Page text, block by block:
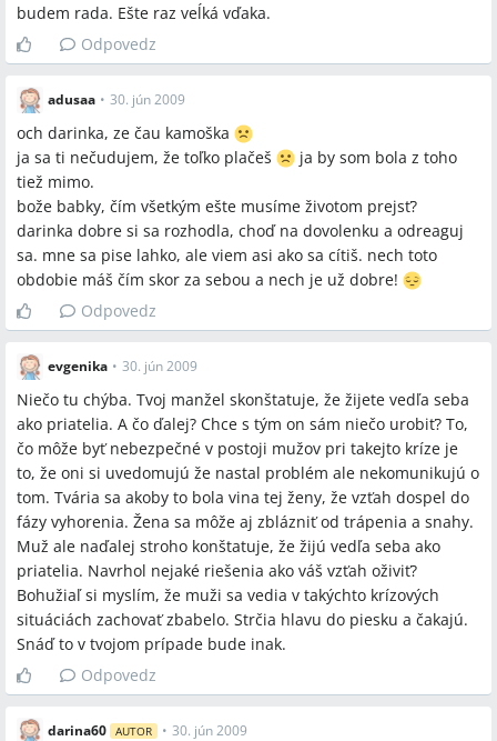
budem rada. Ešte raz veĺká vďaka.
Odpovedz
adusaa • 30. jún 2009
och darinka, ze čau kamoška
ja sa ti nečudujem, že toľko plačeš
ja by som bola z toho
tiež mimo.
bože babky, čím všetkým ešte musíme životom prejsť?
darinka dobre si sa rozhodla, choď na dovolenku a odreaguj
sa. mne sa pise lahko, ale viem asi ako sa cítiš. nech toto
obdobie máš čím skor za sebou a nech je už dobre!
Odpovedz
evgenika • 30. jún 2009
Niečo tu chýba. Tvoj manžel skonštatuje, že žijete vedľa seba
ako priatelia. A čo ďalej? Chce s tým on sám niečo urobiť? To,
čo môže byť nebezpečné v postoji mužov pri takejto kríze je
to, že oni si uvedomujú že nastal problém ale nekomunikujú o
tom. Tvária sa akoby to bola vina tej ženy, že vzťah dospel do
fázy vyhorenia. Žena sa môže aj zblázniť od trápenia a snahy.
Muž ale naďalej stroho konštatuje, že žijú vedľa seba ako
priatelia. Navrhol nejaké riešenia ako váš vzťah oživiť?
Bohužiaľ si myslím, že muži sa vedia v takýchto krízových
situáciách zachovať zbabelo. Strčia hlavu do piesku a čakajú.
Snáď to v tvojom prípade bude inak.
Odpovedz
darina60 AUTOR • 30. jún 2009